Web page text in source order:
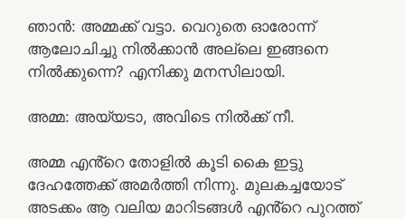
ഞാൻ: അമ്മക്ക് വട്ടാ. വെറുതെ ഓരോന്ന്
ആലോചിച്ചു നിൽക്കാൻ അല്ലെ ഇങ്ങനെ
നിൽക്കുന്നെ? എനിക്കു മനസിലായി.
അമ്മ: അയ്യടാ, അവിടെ നിൽക്ക് നീ.
അമ്മ എൻ്റെ തോളിൽ കൂടി കൈ ഇട്ടു
ദേഹത്തേക്ക് അമർത്തി നിന്നു. മുലകച്ചയോട്
അടക്കം ആ വലിയ മാറിടങ്ങൾ എൻ്റെ പുറത്ത്